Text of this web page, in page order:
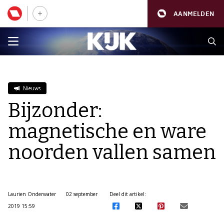
AANMELDEN
Nieuws
Bijzonder:
magnetische en ware
noorden vallen samen
Laurien Onderwater
02 september
2019 15:59
Deel dit artikel: